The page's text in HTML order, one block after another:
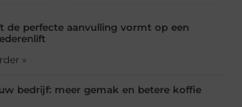
de perfecte aanvulling vormt op een
»
bedrijf: meer gemak en betere koffie